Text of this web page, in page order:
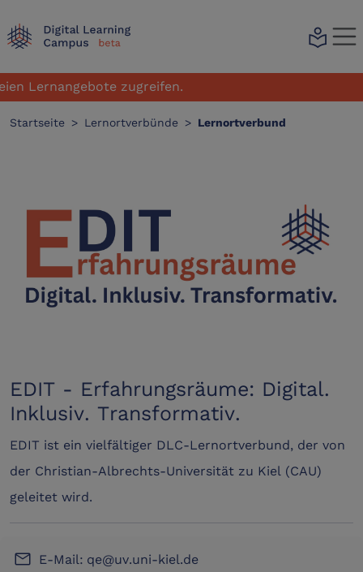
local_library
zugreifen.
Startseite > Lernortverbünde > Lernortverbund
EDIT - Erfahrungsräume: Digital.
Inklusiv. Transformativ.
EDIT ist ein vielfältiger DLC-Lernortverbund, der von
der Christian-Albrechts-Universität zu Kiel (CAU)
geleitet wird.
email E-Mail: qe@uv.uni-kiel.de